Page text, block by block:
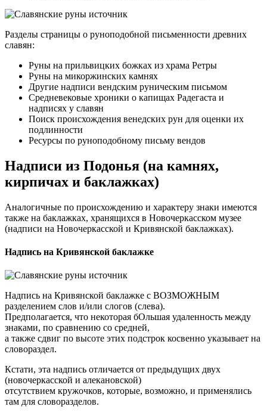
Разделы страницы о руноподобной письменности древних
славян:
Руны на прильвицких божках из храма Ретры
Руны на микоржинских камнях
Другие надписи вендским руническим письмом
Средневековые хроники о капищах Радегаста и
надписях у славян
Поиск происхождения венедских рун для оценки их
подлинности
Ресурсы по руноподобному письму вендов
Надписи из Подонья (на камнях,
кирпичах и баклажках)
Аналогичные по происхождению и характеру знаки имеются
также на баклажках, хранящихся в Новочеркасском музее
(надписи на Новочеркасской и Кривянской баклажках).
Надпись на Кривянской баклажке
Надпись на Кривянской баклажке с ВОЗМОЖНЫМ
разделением слов и/или слогов (слева).
Предполагается, что некоторая бОльшая удаленность между
знаками, по сравнению со средней,
а также сдвиг по высоте этих подстрок косвенно указывает на
словораздел.
Кстати, эта надпись отличается от предыдущих двух
(новочеркасской и алекановской)
отсутствием кружочков, которые, возможно, и применялись
там для словоразделов.